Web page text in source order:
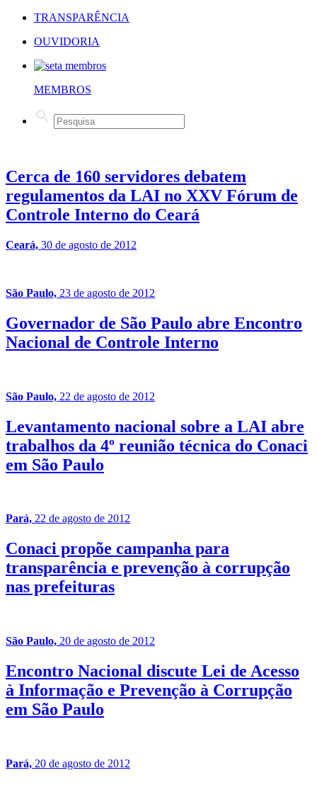
TRANSPARÊNCIA
OUVIDORIA
MEMBROS
Cerca de 160 servidores debatem
regulamentos da LAI no XXV Fórum de
Controle Interno do Ceará
Ceará, 30 de agosto de 2012
São Paulo, 23 de agosto de 2012
Governador de São Paulo abre Encontro
Nacional de Controle Interno
São Paulo, 22 de agosto de 2012
Levantamento nacional sobre a LAI abre
trabalhos da 4º reunião técnica do Conaci
em São Paulo
Pará, 22 de agosto de 2012
Conaci propõe campanha para
transparência e prevenção à corrupção
nas prefeituras
São Paulo, 20 de agosto de 2012
Encontro Nacional discute Lei de Acesso
à Informação e Prevenção à Corrupção
em São Paulo
Pará, 20 de agosto de 2012